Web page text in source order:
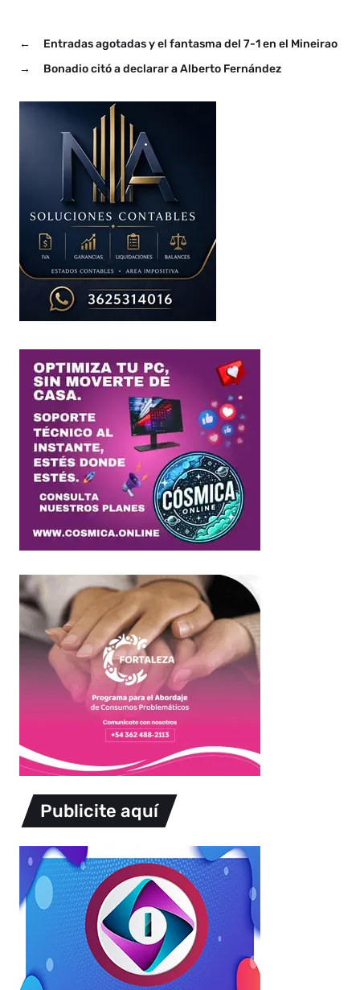
←
Entradas agotadas y el fantasma del 7-1 en el Mineirao
→
Bonadio citó a declarar a Alberto Fernández
Publicite aquí